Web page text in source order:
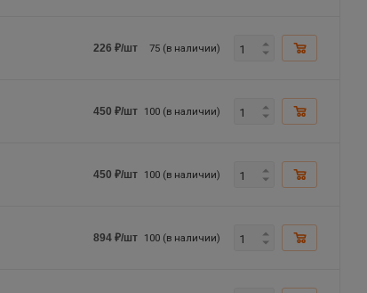
226 ₽/шт 75 (в наличии)
450 ₽/шт 100 (в наличии)
450 ₽/шт 100 (в наличии)
894 ₽/шт 100 (в наличии)